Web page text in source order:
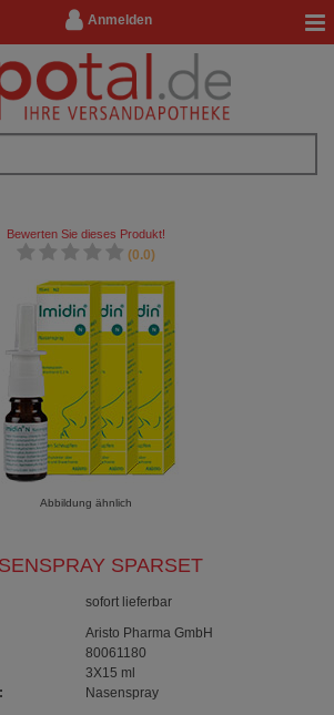
Anmelden
SPARSET
sofort lieferbar
Aristo Pharma GmbH
80061180
3X15 ml
Nasenspray
Bewerten Sie dieses Produkt!
(0.0)
Abbildung ähnlich